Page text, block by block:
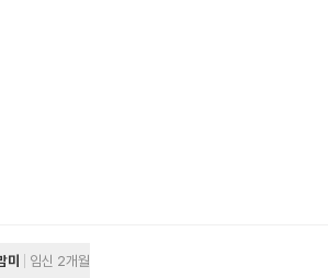
미 임신 2개월